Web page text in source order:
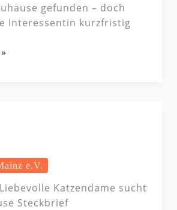
gefunden – doch
Interessentin kurzfristig
e.V.
Katzendame sucht
Steckbrief